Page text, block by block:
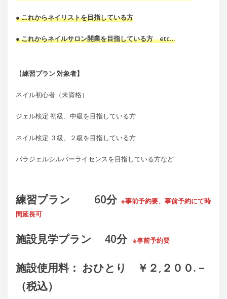
● これからネイリストを目指している方
● これからネイルサロン開業を目指している方 etc…
【練習プラン 対象者】
ネイル初心者（未資格）
ジェル検定 初級、中級を目指している方
ネイル検定 ３級、２級を目指している方
パラジェルシルバーライセンスを目指している方など
練習プラン 60分 ※事前予約要、事前予約にて時
間延長可
施設見学プラン 40分 ※事前予約要
施設使用料： おひとり ￥２,２００.－
（税込）